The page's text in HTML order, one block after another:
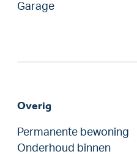
Garage
Overig
Permanente bewoning
Onderhoud binnen